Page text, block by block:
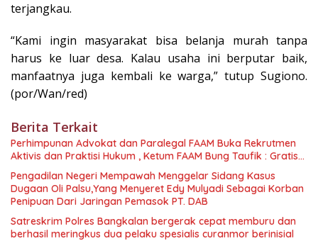
terjangkau.
“Kami ingin masyarakat bisa belanja murah tanpa
harus ke luar desa. Kalau usaha ini berputar baik,
manfaatnya juga kembali ke warga,” tutup Sugiono.
(por/Wan/red)
Berita Terkait
Perhimpunan Advokat dan Paralegal FAAM Buka Rekrutmen
Aktivis dan Praktisi Hukum , Ketum FAAM Bung Taufik : Gratis…
Pengadilan Negeri Mempawah Menggelar Sidang Kasus
Dugaan Oli Palsu,Yang Menyeret Edy Mulyadi Sebagai Korban
Penipuan Dari Jaringan Pemasok PT. DAB
Satreskrim Polres Bangkalan bergerak cepat memburu dan
berhasil meringkus dua pelaku spesialis curanmor berinisial